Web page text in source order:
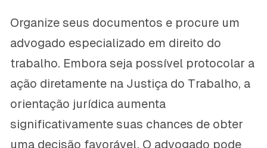
Organize seus documentos e procure um
advogado especializado em direito do
trabalho. Embora seja possível protocolar a
ação diretamente na Justiça do Trabalho, a
orientação jurídica aumenta
significativamente suas chances de obter
uma decisão favorável. O advogado pode